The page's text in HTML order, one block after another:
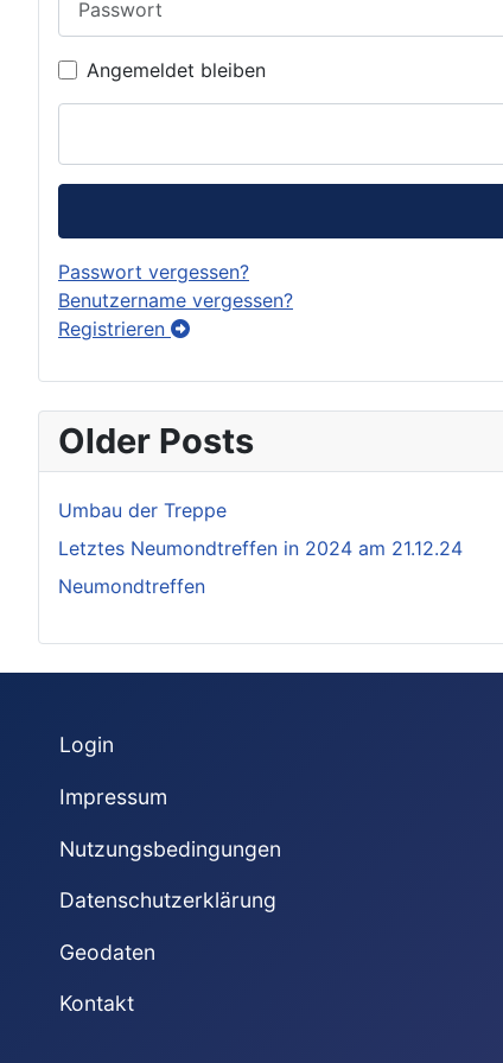
Angemeldet bleiben
Passwort vergessen?
Benutzername vergessen?
Registrieren
Older Posts
Umbau der Treppe
Letztes Neumondtreffen in 2024 am 21.12.24
Neumondtreffen
Login
Impressum
Nutzungsbedingungen
Datenschutzerklärung
Geodaten
Kontakt